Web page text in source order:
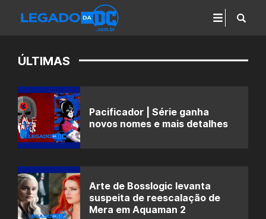
ÚLTIMAS
Pacificador | Série ganha
novos nomes e mais detalhes
Arte de Bosslogic levanta
suspeita de reescalação de
Mera em Aquaman 2